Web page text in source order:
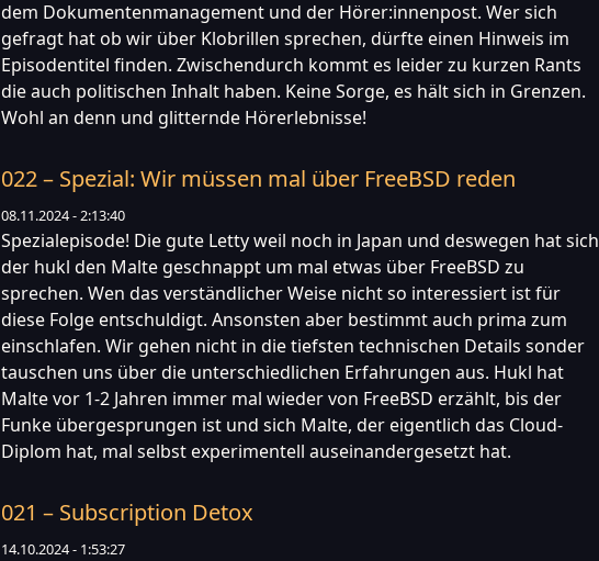
dem Dokumentenmanagement und der Hörer:innenpost. Wer sich
gefragt hat ob wir über Klobrillen sprechen, dürfte einen Hinweis im
Episodentitel finden. Zwischendurch kommt es leider zu kurzen Rants
die auch politischen Inhalt haben. Keine Sorge, es hält sich in Grenzen.
Wohl an denn und glitternde Hörerlebnisse!
022 – Spezial: Wir müssen mal über FreeBSD reden
08.11.2024 - 2:13:40
Spezialepisode! Die gute Letty weil noch in Japan und deswegen hat sich
der hukl den Malte geschnappt um mal etwas über FreeBSD zu
sprechen. Wen das verständlicher Weise nicht so interessiert ist für
diese Folge entschuldigt. Ansonsten aber bestimmt auch prima zum
einschlafen. Wir gehen nicht in die tiefsten technischen Details sonder
tauschen uns über die unterschiedlichen Erfahrungen aus. Hukl hat
Malte vor 1-2 Jahren immer mal wieder von FreeBSD erzählt, bis der
Funke übergesprungen ist und sich Malte, der eigentlich das Cloud-
Diplom hat, mal selbst experimentell auseinandergesetzt hat.
021 – Subscription Detox
14.10.2024 - 1:53:27